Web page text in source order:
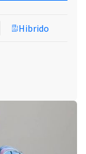
Hibrido